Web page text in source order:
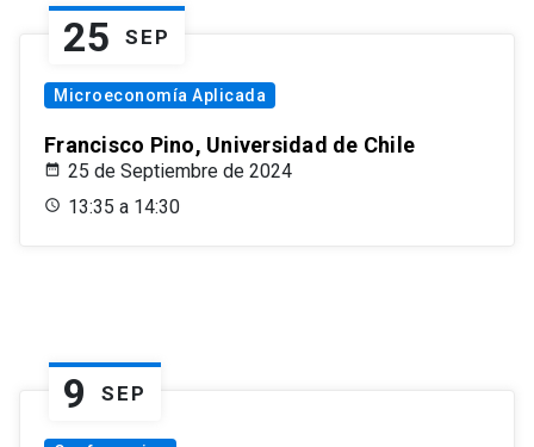
25 SEP
Microeconomía Aplicada
Francisco Pino, Universidad de Chile
25 de Septiembre de 2024
13:35 a 14:30
9 SEP